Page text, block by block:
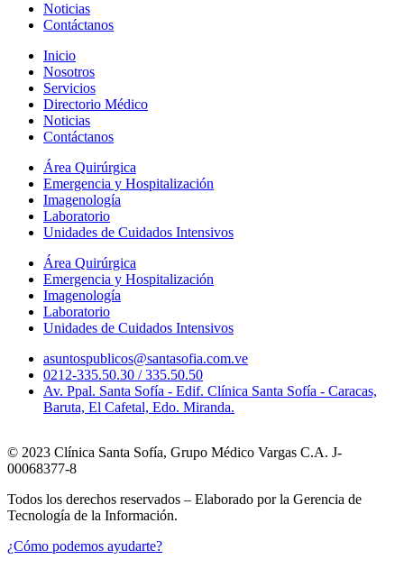
Noticias
Contáctanos
Inicio
Nosotros
Servicios
Directorio Médico
Noticias
Contáctanos
Área Quirúrgica
Emergencia y Hospitalización
Imagenología
Laboratorio
Unidades de Cuidados Intensivos
Área Quirúrgica
Emergencia y Hospitalización
Imagenología
Laboratorio
Unidades de Cuidados Intensivos
asuntospublicos@santasofia.com.ve
0212-335.50.30 / 335.50.50
Av. Ppal. Santa Sofía - Edif. Clínica Santa Sofía - Caracas,
Baruta, El Cafetal, Edo. Miranda.
© 2023 Clínica Santa Sofía, Grupo Médico Vargas C.A. J-
00068377-8
Todos los derechos reservados – Elaborado por la Gerencia de
Tecnología de la Información.
¿Cómo podemos ayudarte?